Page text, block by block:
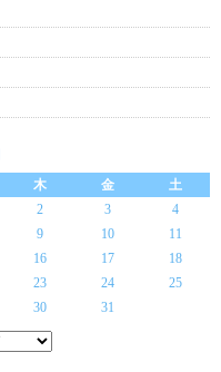
木 金
土
2 3
4
9 10
11
16 17
18
23 24
25
30 31